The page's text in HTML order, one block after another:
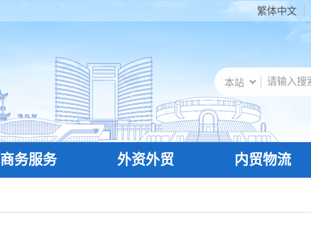
繁体中文
商务服务 外资外贸 内贸物流